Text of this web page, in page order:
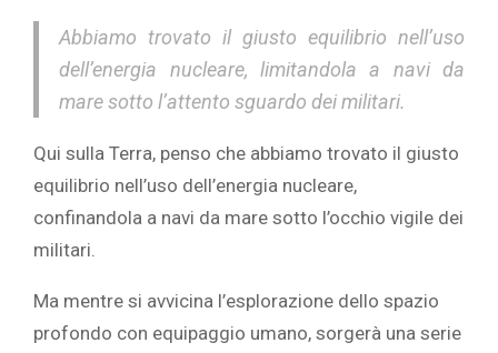
Abbiamo trovato il giusto equilibrio nell’uso
dell’energia nucleare, limitandola a navi da
mare sotto l’attento sguardo dei militari.
Qui sulla Terra, penso che abbiamo trovato il giusto
equilibrio nell’uso dell’energia nucleare,
confinandola a navi da mare sotto l’occhio vigile dei
militari.
Ma mentre si avvicina l’esplorazione dello spazio
profondo con equipaggio umano, sorgerà una serie